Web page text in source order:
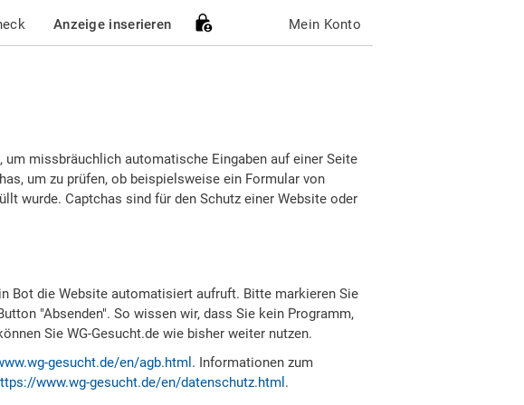
Anzeige inserieren Mein Konto
missbräuchlich automatische Eingaben auf einer Seite
um zu prüfen, ob beispielsweise ein Formular von
wurde. Captchas sind für den Schutz einer Website oder
Bot die Website automatisiert aufruft. Bitte markieren Sie
"Absenden". So wissen wir, dass Sie kein Programm,
Sie WG-Gesucht.de wie bisher weiter nutzen.
gesucht.de/en/agb.html . Informationen zum
www.wg-gesucht.de/en/datenschutz.html .